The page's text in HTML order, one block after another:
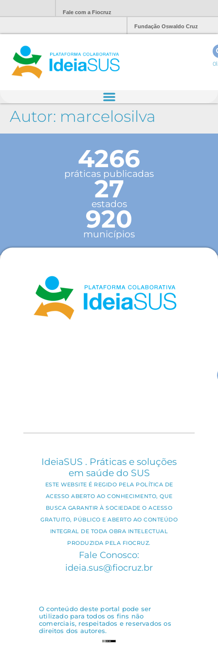
Fale com a Fiocruz
Fundação Oswaldo Cruz
Autor: marcelosilva
4266
práticas publicadas
27
estados
920
municípios
IdeiaSUS . Práticas e soluções
em saúde do SUS
ESTE WEBSITE É REGIDO PELA POLÍTICA DE
ACESSO ABERTO AO CONHECIMENTO, QUE
BUSCA GARANTIR À SOCIEDADE O ACESSO
GRATUITO, PÚBLICO E ABERTO AO CONTEÚDO
INTEGRAL DE TODA OBRA INTELECTUAL
PRODUZIDA PELA FIOCRUZ.
Fale Conosco:
ideia.sus@fiocruz.br
O conteúdo deste portal pode ser
utilizado para todos os fins não
comerciais, respeitados e reservados os
direitos dos autores.